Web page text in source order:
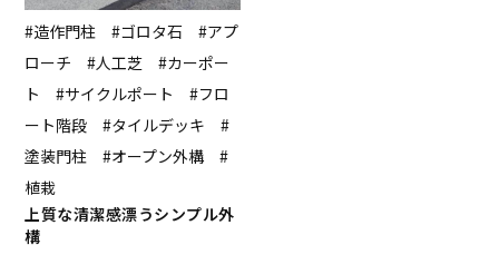
#造作門柱 #ゴロタ石 #アプ
ローチ #人工芝 #カーポー
ト #サイクルポート #フロ
ート階段 #タイルデッキ #
塗装門柱 #オープン外構 #
植栽
上質な清潔感漂うシンプル外
構